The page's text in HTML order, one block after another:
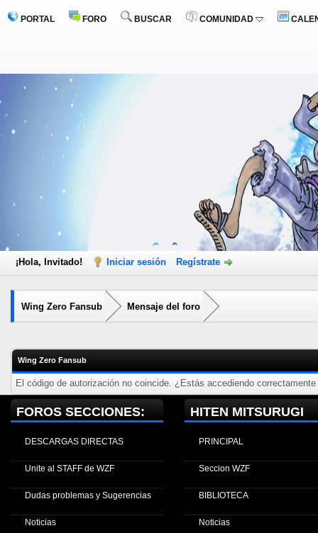
PORTAL FORO BUSCAR COMUNIDAD
¡Hola, Invitado! Iniciar sesión Regístrate
Wing Zero Fansub Mensaje del foro
Wing Zero Fansub
El código de autorización no coincide. ¿Estás accediendo
FOROS SECCIONES:
DESCARGAS DIRECTAS
Unite al STAFF de WZF
Dudas problemas y Sugerencias
Noticias
HITEN MITSURUGI
PRINCIPAL
Seccion WZF
BIBLIOTECA
Noticias